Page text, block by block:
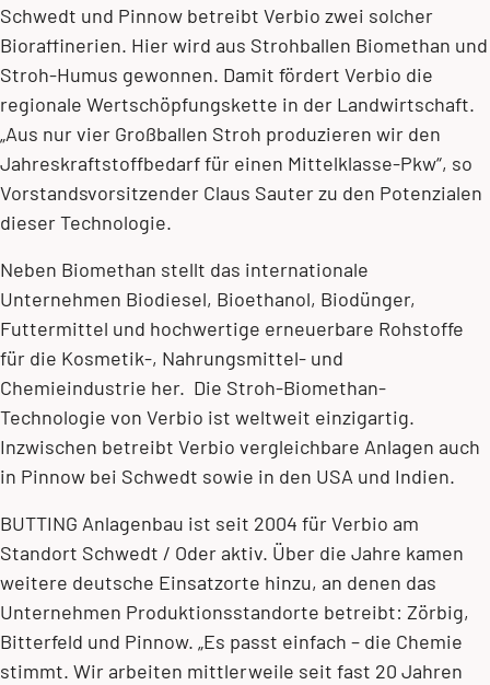
Schwedt und Pinnow betreibt Verbio zwei solcher
Bioraffinerien. Hier wird aus Strohballen Biomethan und
Stroh-Humus gewonnen. Damit fördert Verbio die
regionale Wertschöpfungskette in der Landwirtschaft.
„Aus nur vier Großballen Stroh produzieren wir den
Jahreskraftstoffbedarf für einen Mittelklasse-Pkw“, so
Vorstandsvorsitzender Claus Sauter zu den Potenzialen
dieser Technologie.
Neben Biomethan stellt das internationale
Unternehmen Biodiesel, Bioethanol, Biodünger,
Futtermittel und hochwertige erneuerbare Rohstoffe
für die Kosmetik-, Nahrungsmittel- und
Chemieindustrie her. Die Stroh-Biomethan-
Technologie von Verbio ist weltweit einzigartig.
Inzwischen betreibt Verbio vergleichbare Anlagen auch
in Pinnow bei Schwedt sowie in den USA und Indien.
BUTTING Anlagenbau ist seit 2004 für Verbio am
Standort Schwedt / Oder aktiv. Über die Jahre kamen
weitere deutsche Einsatzorte hinzu, an denen das
Unternehmen Produktionsstandorte betreibt: Zörbig,
Bitterfeld und Pinnow. „Es passt einfach – die Chemie
stimmt. Wir arbeiten mittlerweile seit fast 20 Jahren